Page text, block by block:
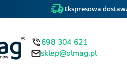
Ekspresowa
698 304 621
sklep@olmag.pl